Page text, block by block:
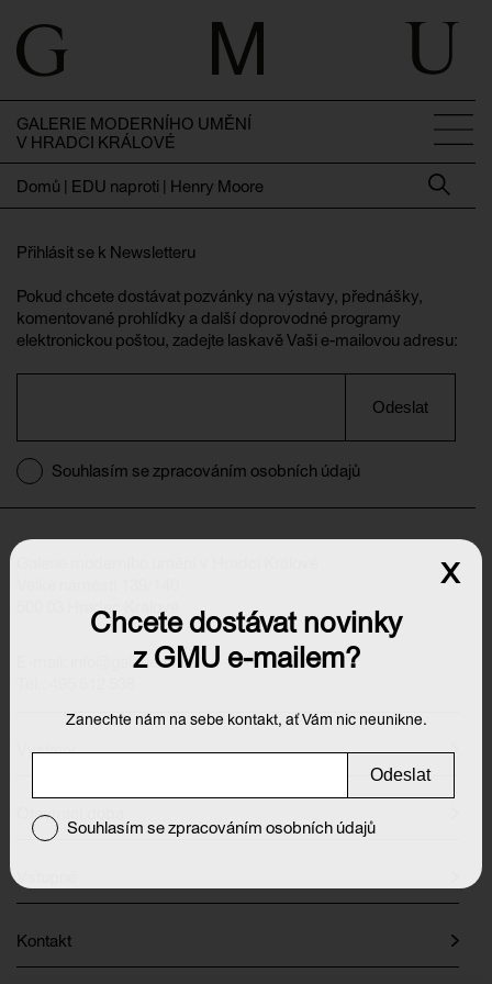
GALERIE MODERNÍHO UMĚNÍ
V HRADCI KRÁLOVÉ
Domů | EDU naproti | Henry Moore
Přihlásit se k Newsletteru
Pokud chcete dostávat pozvánky na výstavy, přednášky,
komentované prohlídky a další doprovodné programy
elektronickou poštou, zadejte laskavě Vaši e-mailovou adresu:
Odeslat
Souhlasím se zpracováním osobních údajů
500 03 Hradec Králové
info@galeriehk.cz
Výstavy
Otevírací doba
Kontakt
Chcete dostávat novinky
z GMU e-mailem?
Zanechte nám na sebe kontakt, ať Vám nic neunikne.
Odeslat
Souhlasím se zpracováním osobních údajů
x